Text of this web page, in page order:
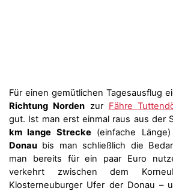
Für einen gemütlichen Tagesausflug
Richtung Nordenzur Fähre
gut. Ist man erst einmal raus aus der
km lange Strecke(einfache Länge)
Donau bis man schließlich die
man bereits für ein paar Euro
verkehrt zwischen dem
Klosterneuburger Ufer der Donau –